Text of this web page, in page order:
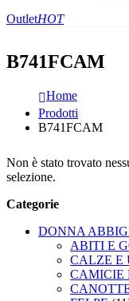
OutletHOT
B741FCAM
Home
Prodotti
B741FCAM
Non è stato trovato
selezione.
Categorie
DONNA
ABITI E
CALZE E
CAMICIE